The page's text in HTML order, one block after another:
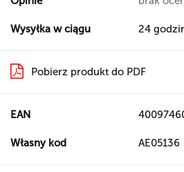
Wysyłka w ciągu 24
Pobierz produkt do PDF
EAN
Własny kod AE05136